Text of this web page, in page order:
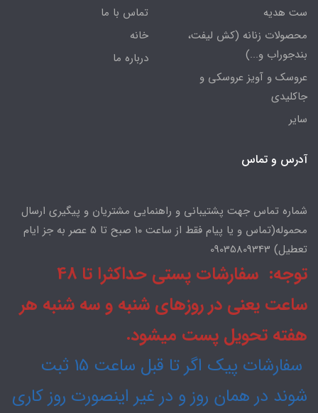
ست هدیه
محصولات زنانه (کش لیفت،
بندجوراب و...)
عروسک و آویز عروسکی و
جاکلیدی
سایر
تماس با ما
خانه
درباره ما
آدرس و تماس
شماره تماس جهت پشتیبانی و راهنمایی مشتریان و پیگیری ارسال
محموله(تماس و یا پیام فقط از ساعت ۱۰ صبح تا ۵ عصر به جز ایام
تعطیل) 09035809343
توجه: سفارشات پستی حداکثرا تا 48
ساعت یعنی در روزهای شنبه و سه شنبه هر
هفته تحویل پست میشود.
سفارشات پیک اگر تا قبل ساعت 15 ثبت
شوند در همان روز و در غیر اینصورت روز کاری